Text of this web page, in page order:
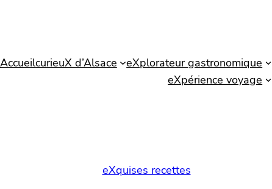
AccueilcurieuX d’Alsace
eXplorateur gastronomique
eXpérience voyage
eXquises recettes